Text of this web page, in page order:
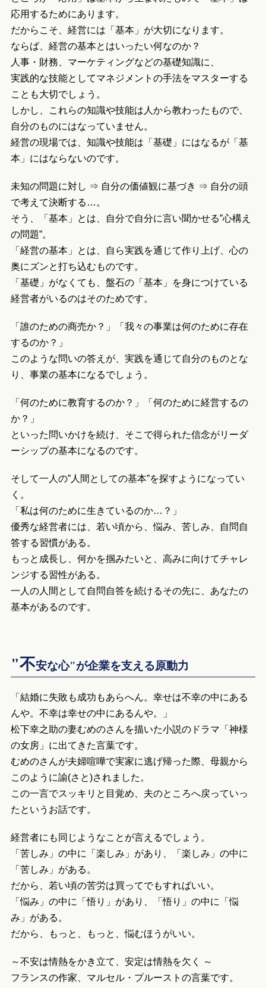
応用するためにあります。
だからこそ、経営には「基本」が大切になります。
ならば、経営の基本とはいったい何なのか？
人事・財務、マーケティングなどの基礎知識に、
実践的な技能としてマネジメントの手法をマスターする
ことも大切でしょう。
しかし、これらの知識や技能は人から教わったもので、
自分のものにはなっていません。
経営の現場では、知識や技能は「基礎」にはなるが「基
本」にはならないのです。
未知の問題に対し ⇒ 自分の価値観に基づき ⇒ 自分の頭
で考えて決断する…。
そう、「基本」とは、自分で自分に言い聞かせる”心構え
の問題”。
「経営の基本」とは、自ら実践を通じて作り上げ、心の
奥にズンと打ち込むものです。
「基礎」がなくても、盤石の「基本」を身につけている
経営者がいるのはそのためです。
「誰のための商売か？」「我々の事業は何のために存在
するのか？」
このような問いの答えが、実践を通じて自分のものとな
り、事業の基本になるでしょう。
「何のために教育するのか？」「何のために経営するの
か？」
といった問いかけを続け、そこで得られた信念がリーダ
ーシップの基本になるのです。
そして一人の”人間としての基本”を探すようになってい
く。
「私は何のために生きているのか…？」
優秀な経営者には、若い頃から、悩み、苦しみ、自問自
答する習慣がある。
もっと成長し、何かを掴みたいと、高みに向けてチャレ
ンジする習性がある。
一人の人間として自問自答を続けるその先に、あなたの
基本があるのです。
"不安な心"が企業を支える原動力
「結婚に失敗も成功もあらへん。幸せは不幸の中にある
んや。不幸は幸せの中にあるんや。」
松下幸之助の妻むめのさんを描いた小説のドラマ「神様
の女房」に出てきた言葉です。
むめのさんが夫婦喧嘩で実家に逃げ帰った際、母親から
このように諭(さと)されました。
この一言でスッキリと目覚め、夫のところへ戻っていっ
たというお話です。
経営者にも同じようなことが言えるでしょう。
「苦しみ」の中に「楽しみ」があり、「楽しみ」の中に
「苦しみ」がある。
だから、若い頃の苦労は買ってでもすればいい。
「悩み」の中に「悟り」があり、「悟り」の中に「悩
み」がある。
だから、もっと、もっと、悩むほうがいい。
～不安は情熱をかき立て、安定は情熱を欠く ～
フランスの作家、マルセル・プルーストの言葉です。